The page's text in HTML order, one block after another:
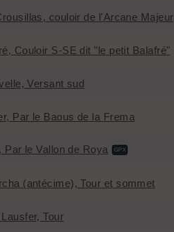
couloir de l'Arcane Majeur
Couloir S-SE dit "le petit Balafré"
Versant sud
Par le Baous de la Frema
Par le Vallon de Roya GPX
(antécime), Tour et sommet
Tour